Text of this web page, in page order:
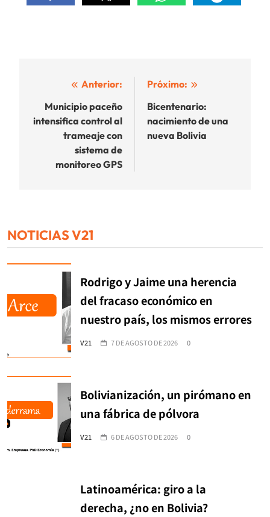
Navegación
de
entradas
Anterior:
Municipio paceño
intensifica control al
trameaje con
sistema de
monitoreo GPS
Próximo:
Bicentenario:
nacimiento de una
nueva Bolivia
NOTICIAS V21
Rodrigo y Jaime una herencia
del fracaso económico en
nuestro país, los mismos errores
V21 7 DE AGOSTO DE 2026 0
Bolivianización, un pirómano en
una fábrica de pólvora
V21 6 DE AGOSTO DE 2026 0
Latinoamérica: giro a la
derecha, ¿no en Bolivia?